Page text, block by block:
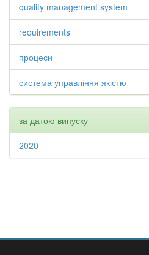
quality management system
requirements
процеси
система управління якістю
за датою випуску
2020